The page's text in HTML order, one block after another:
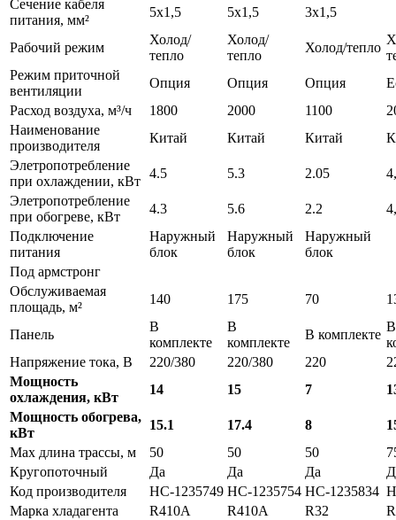
Сечение кабеля
питания, мм²
5x1,5 5x1,5 3x1,5
Рабочий режим
Холод/
тепло
Холод/
тепло
Холод/тепло
Режим приточной
вентиляции
Опция Опция Опция
Расход воздуха, м³/ч
1800 2000 1100
Наименование
производителя
Китай Китай Китай
Элетропотребление
при охлаждении, кВт
4.5 5.3 2.05
Элетропотребление
при обогреве, кВт
4.3 5.6 2.2
Подключение
питания
Наружный
блок
Наружный
блок
Наружный
блок
Под армстронг
Обслуживаемая
площадь, м²
140 175 70
Панель
В
комплекте
В
комплекте
В комплекте
В
Напряжение тока, В
220/380 220/380 220
Мощность
охлаждения, кВт
14 15 7
Мощность обогрева,
кВт
15.1 17.4 8
Max длина трассы, м
50 50 50
Кругопоточный
Да Да Да
Код производителя
НС-1235749 НС-1235754 НС-1235834
Марка хладагента
R410A R410A R32